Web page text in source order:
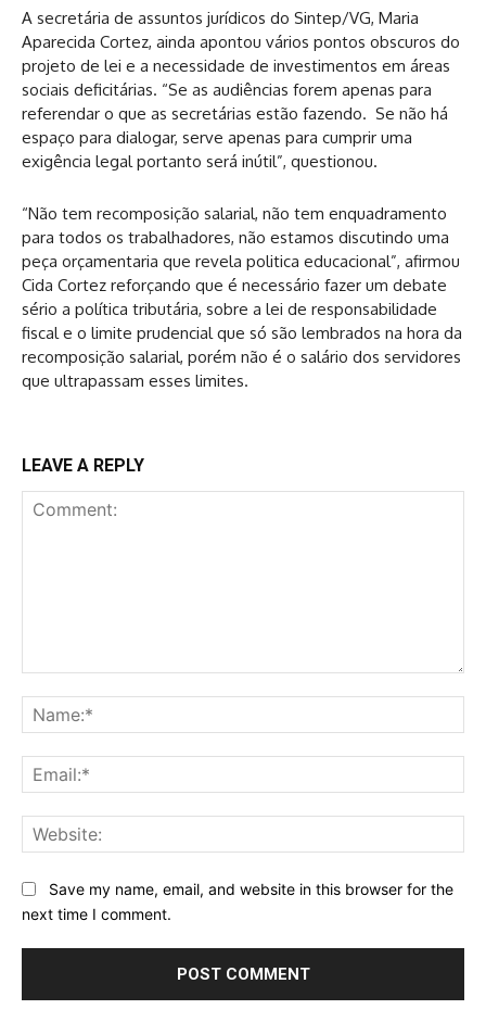
A secretária de assuntos jurídicos do Sintep/VG, Maria
Aparecida Cortez, ainda apontou vários pontos obscuros do
projeto de lei e a necessidade de investimentos em áreas
sociais deficitárias. “Se as audiências forem apenas para
referendar o que as secretárias estão fazendo. Se não há
espaço para dialogar, serve apenas para cumprir uma
exigência legal portanto será inútil”, questionou.
“Não tem recomposição salarial, não tem enquadramento
para todos os trabalhadores, não estamos discutindo uma
peça orçamentaria que revela politica educacional”, afirmou
Cida Cortez reforçando que é necessário fazer um debate
sério a política tributária, sobre a lei de responsabilidade
fiscal e o limite prudencial que só são lembrados na hora da
recomposição salarial, porém não é o salário dos servidores
que ultrapassam esses limites.
LEAVE A REPLY
Save my name, email, and website in this browser for the
next time I comment.